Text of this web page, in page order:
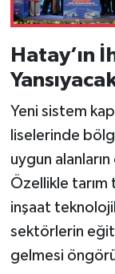
Hatay’ın
Yeni sistem
liselerinde
uygun alanların
Özellikle
inşaat
sektörlerin
gelmesi